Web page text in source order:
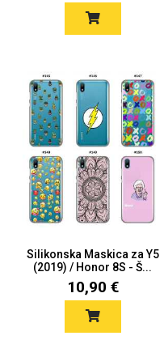
Silikonska Maskica za Y5
(2019) / Honor 8S - Š...
10,90 €
motivi
Gaming motivi